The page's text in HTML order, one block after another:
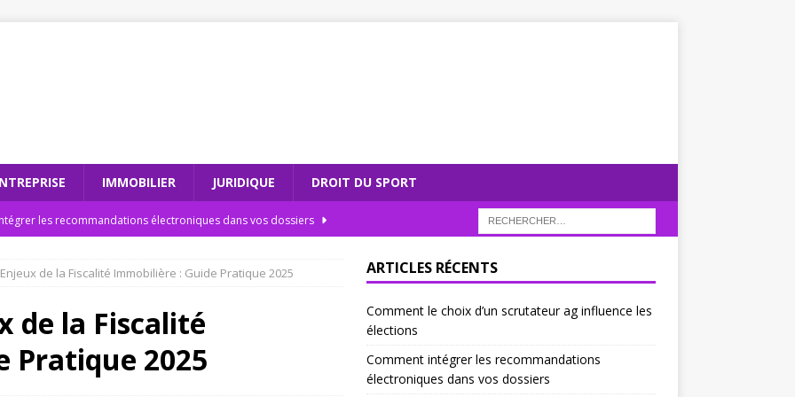
IMMOBILIER JURIDIQUE DROIT DU SPORT
les recommandations électroniques dans vos dossiers
juridiques d’un scrutateur ag en 2026
JURIDIQUE
électroniques : comment moderniser votre cabinet
ag et l’intégrité électorale : un duo gagnant
de la Fiscalité Immobilière : Guide Pratique 2025
de la Fiscalité
Pratique 2025
ARTICLES RÉCENTS
Comment le choix d’un scrutateur ag influence les
élections
Comment intégrer les recommandations
électroniques dans vos dossiers